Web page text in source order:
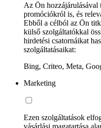
Az Ön
promóciókról is, és
Ebből a célból az Ön
külső szolgáltatókkal
hirdetési csatornáikat
szolgáltatásaikat:
Bing, Criteo, Meta,
Marketing
Ezen szolgáltatások
vásárlási magatartása